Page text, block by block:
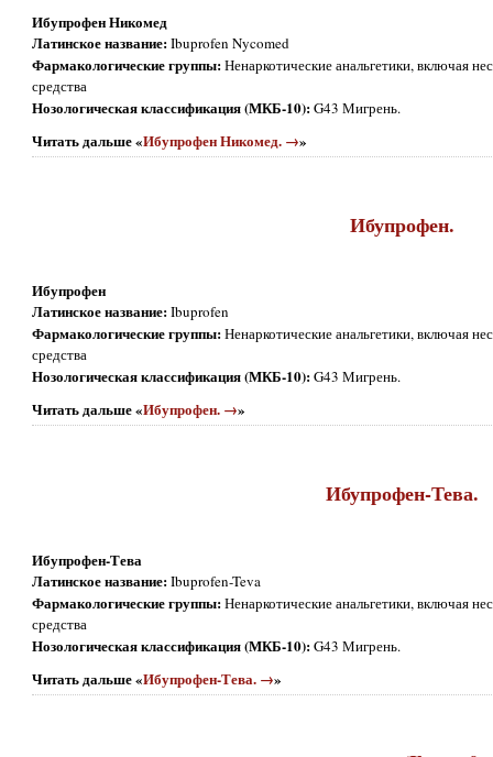
Ибупрофен Никомед
Латинское название:Ibuprofen Nycomed
Фармакологические группы:Ненаркотические анальгетики, включая
средства
Нозологическая классификация (МКБ-10):G43 Мигрень.
Читать дальше «Ибупрофен Никомед. →»
Ибупрофен.
Ибупрофен
Латинское название:Ibuprofen
Фармакологические группы:Ненаркотические анальгетики, включая
средства
Нозологическая классификация (МКБ-10):G43 Мигрень.
Читать дальше «Ибупрофен. →»
Ибупрофен-Тева.
Ибупрофен-Тева
Латинское название:Ibuprofen-Teva
Фармакологические группы:Ненаркотические анальгетики, включая
средства
Нозологическая классификация (МКБ-10):G43 Мигрень.
Читать дальше «Ибупрофен-Тева. →»